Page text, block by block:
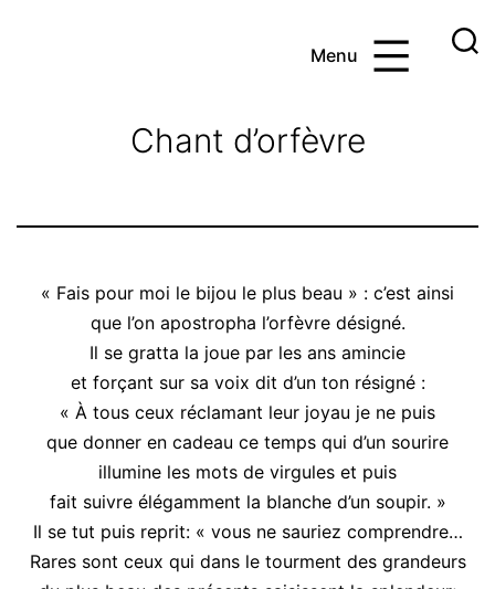
Menu
Chant d’orfèvre
« Fais pour moi le bijou le plus beau » : c’est ainsi
que l’on apostropha l’orfèvre désigné.
Il se gratta la joue par les ans amincie
et forçant sur sa voix dit d’un ton résigné :
« À tous ceux réclamant leur joyau je ne puis
que donner en cadeau ce temps qui d’un sourire
illumine les mots de virgules et puis
fait suivre élégamment la blanche d’un soupir. »
Il se tut puis reprit: « vous ne sauriez comprendre…
Rares sont ceux qui dans le tourment des grandeurs